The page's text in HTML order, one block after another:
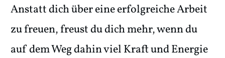
Anstatt dich über eine erfolgreiche Arbeit
zu freuen, freust du dich mehr, wenn du
auf dem Weg dahin viel Kraft und Energie